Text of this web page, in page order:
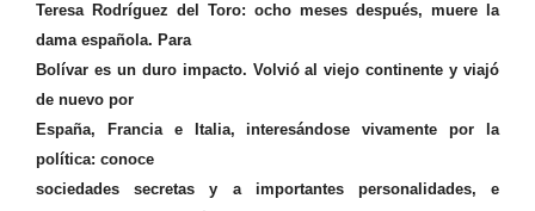
Teresa Rodríguez del Toro: ocho meses después, muere la
dama española. Para
Bolívar es un duro impacto. Volvió al viejo continente y viajó
de nuevo por
España, Francia e Italia, interesándose vivamente por la
política: conoce
sociedades secretas y a importantes personalidades, e